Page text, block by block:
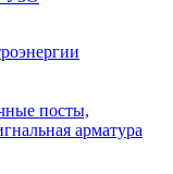
посты,
арматура